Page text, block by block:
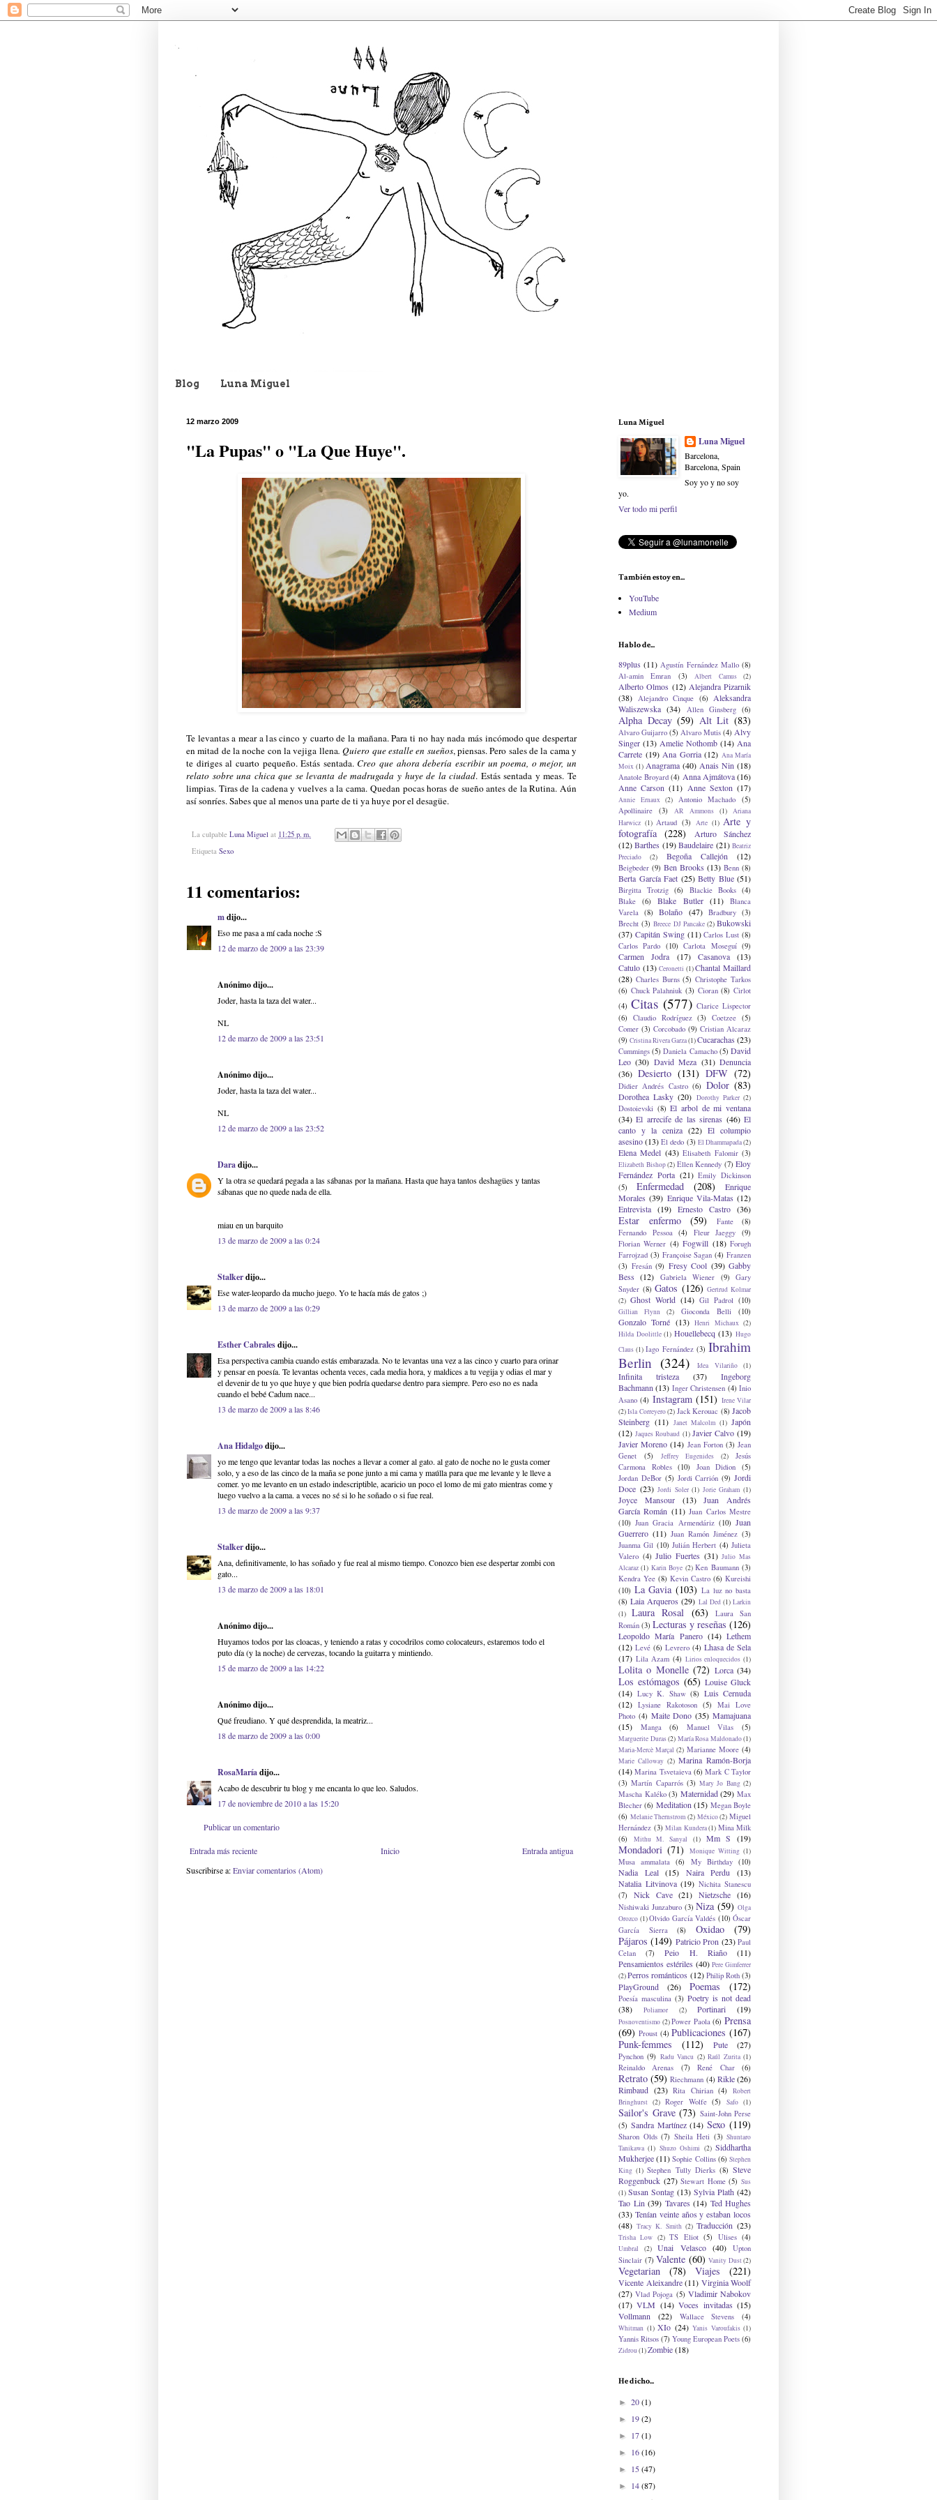
Blog Luna Miguel
12 marzo 2009
"La Pupas" o "La Que Huye".
Te levantas a mear a las cinco y cuarto de la mañana. Para ti no hay nada más incómodo que despertar
en mitad de la noche con la vejiga llena. Quiero que estalle en sueños, piensas. Pero sales de la cama y
te diriges al cuarto pequeño. Estás sentada. Creo que ahora debería escribir un poema, o mejor, un
relato sobre una chica que se levanta de madrugada y huye de la ciudad. Estás sentada y meas. Te
limpias. Tiras de la cadena y vuelves a la cama. Quedan pocas horas de sueño antes de la Rutina. Aún
así sonríes. Sabes que al menos una parte de ti ya huye por el desagüe.
La culpable Luna Miguel at 11:25 p. m.
Etiqueta Sexo
11 comentarios:
mdijo...
Eso me pasa a mí cada noche :S
12 de marzo de 2009 a las 23:39
Anónimo dijo...
Joder, hasta la taza del water...
NL
12 de marzo de 2009 a las 23:51
Anónimo dijo...
Joder, hasta la taza del water...
NL
12 de marzo de 2009 a las 23:52
Daradijo...
Y la otra se quedará pegada a las sábanas por la mañana. Hasta que haya tantos deshagües y tantas
sábanas que no quede nada de ella.
miau en un barquito
13 de marzo de 2009 a las 0:24
Stalkerdijo...
Ese water-leopardo da mucho juego. Yo te hacía más de gatos ;)
13 de marzo de 2009 a las 0:29
Esther Cabralesdijo...
Esa perspectiva cambia cuando estás embarazada. No te levantas una vez a las cinco y cuarto para orinar
y pensar en poesía. Te levantas ochenta veces, cada media hora, y maldices a tu vegija y odias el mar y
el devenir de tu yo que huye y que bien podría quedarse dentro para siempre. Pero eso no es nada
cuando el bebé Cadum nace...
13 de marzo de 2009 a las 8:46
Ana Hidalgodijo...
yo me tengo que levantar todas las noches a llevar a comer al gato. al gato de noche no le gusta comer
solo, y a eso de las cinco de la maña se pone junto a mi cama y maúlla para que me levante y le lleve a
comer. yo me levanto en un estado indescriptible, acaricio un poco el lomo de mi gato mientras come y
luego vuelvo a la cama. a veces no sé si lo he soñado o si fue real.
13 de marzo de 2009 a las 9:37
Stalkerdijo...
Ana, definitivamente, lo has soñado y fue real al mismo tiempo. Conozco bien ese despertar zombi con
gato...
13 de marzo de 2009 a las 18:01
Anónimo dijo...
Huyamos todos por las cloacas, y teniendo a ratas y cocodrilos como colocateurs, estaremos todo el
puto día (y la noche) de cervezas, tocando la guitarra y mintiendo.
15 de marzo de 2009 a las 14:22
Anónimo dijo...
Qué freudiano. Y qué desprendida, la meatriz...
18 de marzo de 2009 a las 0:00
RosaMaríadijo...
Acabo de descubrir tu blog y me encanta lo que leo. Saludos.
17 de noviembre de 2010 a las 15:20
Publicar un comentario
Entrada más reciente Entrada antigua
Inicio
Suscribirse a:Enviar comentarios (Atom)
Luna Miguel
Luna Miguel
Barcelona,
Barcelona, Spain
Soy yo y no soy
yo.
Ver todo mi perfil
También estoy en...
YouTube
Medium
Hablo de...
89plus (11) Agustín Fernández Mallo (8)
Al-amin Emran
(3) Albert Camus (2)
Alberto Olmos (12) Alejandra Pizarnik
(38)
Alejandro Cinque (6)
Aleksandra
Waliszewska (34) Allen Ginsberg (6)
Alpha Decay (59) Alt Lit (83)
Alvaro Guijarro (5) Alvaro Mutis (4) Alvy
Singer (13) Amelie Nothomb (14) Ana
Carrete (19) Ana Gorria (12) Ana María
Moix (1) Anagrama (40) Anais Nin (18)
Anatole Broyard (4) Anna Ajmátova (16)
Anne Carson (11) Anne Sexton (17)
Annie Ernaux (2) Antonio Machado
(5)
Apollinaire
(3) AR Ammons (1)
Ariana
Harwicz (1) Artaud (3) Arte (1) Arte y
fotografía (228)
Arturo Sánchez
(12) Barthes (19) Baudelaire (21) Beatriz
Preciado
(2) Begoña Callejón (12)
Beigbeder (9) Ben Brooks (13) Benn (8)
Berta García Faet (25) Betty Blue (51)
Birgitta Trotzig (6) Blackie Books (4)
Blake
(6) Blake Butler (11)
Blanca
Varela
(8) Bolaño (47) Bradbury (3)
Brecht (3) Breece DJ Pancake (2) Bukowski
(37) Capitán Swing (11) Carlos Lust (8)
Carlos Pardo (10) Carlota Moseguí (9)
Carmen Jodra (17) Casanova
(13)
Catulo (13) Ceronetti (1) Chantal Maillard
(28) Charles Burns (5) Christophe Tarkos
(6) Chuck Palahniuk (3) Cioran (8) Cirlot
(4) Citas (577) Clarice Lispector
(6)
Claudio Rodríguez (3) Coetzee (5)
Comer (3) Corcobado (9) Cristian Alcaraz
(9) Cristina Rivera Garza(1)Cucarachas (23)
Cummings (5) Daniela Camacho (5) David
Leo (30) David Meza (31) Denuncia
(36) Desierto (131) DFW (72)
Didier Andrés Castro (6) Dolor (83)
Dorothea Lasky (20) Dorothy Parker (2)
Dostoievski (8) El arbol de mi ventana
(34) El arrecife de las sirenas (46) El
canto y la ceniza (22) El columpio
asesino(13) El dedo (3) El Dhammapada(2)
Elena Medel (43) Elisabeth Falomir (3)
Elizabeth Bishop(2) Ellen Kennedy (7) Eloy
Fernández Porta (21) Emily Dickinson
(5)
Enfermedad (208)
Enrique
Morales (39) Enrique Vila-Matas (12)
Entrevista (19) Ernesto Castro (36)
Estar enfermo (59) Fante
(8)
Fernando Pessoa
(4) Fleur Jaeggy
(9)
Florian Werner (4) Fogwill (18) Forugh
Farrojzad (3) Françoise Sagan (4) Franzen
(3) Fresán (9) Fresy Cool (39) Gabby
Bess (12) Gabriela Wiener (9)
Gary
Snyder (8) Gatos (126) Gertrud Kolmar
(2) Ghost World (14) Gil Padrol (10)
Gillian Flynn (2) Gioconda Belli (10)
Gonzalo Torné (13) Henri Michaux (2)
Hilda Doolittle (1) Houellebecq (13) Hugo
Claus (1) Iago Fernández (3) Ibrahim
Berlin (324) Idea Vilariño (1)
Infinita tristeza (37)
Ingeborg
Bachmann (13) Inger Christensen (4) Inio
Asano (4) Instagram (151) Irene Vilar
(2)Isla Correyero(2) Jack Kerouac (8) Jacob
Steinberg (11) Janet Malcolm (1) Japón
(12) Jaques Roubaud (1) Javier Calvo (19)
Javier Moreno (14) Jean Forton (3) Jean
Genet
(5) Jeffrey Eugenides (2)
Jesús
Carmona Robles
(10) Joan Didion
(5)
Jordan DeBor (5) Jordi Carrión (9) Jordi
Doce (23) Jordi Soler (1) Jorie Graham (1)
Joyce Mansour (13)
Juan Andrés
García Román (11) Juan Carlos Mestre
(10) Juan Gracia Armendáriz (10) Juan
Guerrero (11) Juan Ramón Jiménez (3)
Juanma Gil (10) Julián Herbert (4) Julieta
Valero (4) Julio Fuertes (31) Julio Mas
Alcaraz (1) Karin Boye (2) Ken Baumann (3)
Kendra Yee (8) Kevin Castro (6) Kureishi
(10) La Gavia (103) La luz no basta
(8) Laia Arqueros (29) Lal Ded (1) Larkin
(1)
Laura Rosal (63)
Laura San
Román (3) Lecturas y reseñas (126)
Leopoldo María Panero (14) Lethem
(12) Levé (6) Levrero (4) Lhasa de Sela
(17) Lila Azam (4) Lirios enloquecidos (1)
Lolita o Monelle (72) Lorca (34)
Los estómagos (65) Louise Gluck
(14) Lucy K. Shaw (8) Luis Cernuda
(12) Lysiane Rakotoson (5)
Mai Love
Photo (4) Maite Dono (35) Mamajuana
(15)
Manga (6) Manuel Vilas (5)
Marguerite Duras(2) María Rosa Maldonado(1)
Maria-Mercè Marçal (2) Marianne Moore (4)
Marie Calloway (2) Marina Ramón-Borja
(14) Marina Tsvetaieva (6) Mark C Taylor
(3) Martín Caparrós (3) Mary Jo Bang (2)
Mascha Kaléko (3) Maternidad (29) Max
Blecher (6) Meditation (15) Megan Boyle
(6) Melanie Thernstrom (2) México (2) Miguel
Hernández (3) Milan Kundera(1) Mina Milk
(6)
Mithu M. Sanyal (1) Mm S (19)
Mondadori (71) Monique Witting (1)
Musa ammalata (6) My Birthday (10)
Nadia Leal (15) Naira Perdu
(13)
Natalia Litvinova (19) Nichita Stanescu
(7)
Nick Cave (21) Nietzsche (16)
Nishiwaki Junzaburo (3) Niza (59) Olga
Orozco (1)Olvido García Valdés (10) Óscar
García Sierra
(8) Oxidao
(79)
Pájaros (149) Patricio Pron (23) Paul
Celan
(7) Peio H. Riaño
(11)
Pensamientos estériles (40) Pere Gimferrer
(2)Perros románticos (12) Philip Roth (3)
PlayGround (26) Poemas (172)
Poesía masculina (3) Poetry is not dead
(38)
Poliamor (2) Portinari (19)
Posnoventismo (2) Power Paola (6) Prensa
(69) Proust (4) Publicaciones (167)
Punk-femmes
(112) Pute (27)
Pynchon (9) Radu Vancu (2) Raúl Zurita (1)
Reinaldo Arenas (7) René Char (6)
Retrato (59) Riechmann (4) Rikle (26)
Rimbaud (23) Rita Chirian (4)
Robert
Bringhurst (2) Roger Wolfe (5) Safo (1)
Sailor's Grave (73) Saint-John Perse
(5) Sandra Martínez (14) Sexo (119)
Sharon Olds (7) Sheila Heti (3) Shuntaro
Tanikawa (1) Shuzo Oshimi (2) Siddhartha
Mukherjee (11) Sophie Collins (6) Stephen
King (1) Stephen Tully Dierks (8) Steve
Roggenbuck (27) Stewart Home (5) Sus
(1) Susan Sontag (13) Sylvia Plath (42)
Tao Lin (39) Tavares (14) Ted Hughes
(33) Tenían veinte años y estaban locos
(48) Tracy K. Smith (2) Traducción (23)
Trisha Low (2) TS Eliot (5) Ulises (4)
Umbral (2) Unai Velasco (40)
Upton
Sinclair (7) Valente (60) Vanity Dust(2)
Vegetarian (78) Viajes (221)
Vicente Aleixandre (11) Virginia Woolf
(27) Vlad Pojoga (5) Vladimir Nabokov
(17) VLM (14) Voces invitadas (15)
Vollmann
(22) Wallace Stevens (4)
Whitman (1) XIo (24) Yanis Varoufakis (1)
Yannis Ritsos (7) Young European Poets (6)
Zidrou(1)Zombie(18)
He dicho...
► 20(1)
► 19(2)
► 17(1)
► 16(16)
► 15(47)
► 14(87)